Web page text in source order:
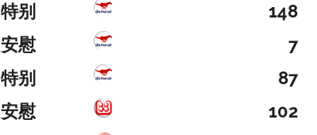
特别
148
安慰
7
特别
87
安慰
102